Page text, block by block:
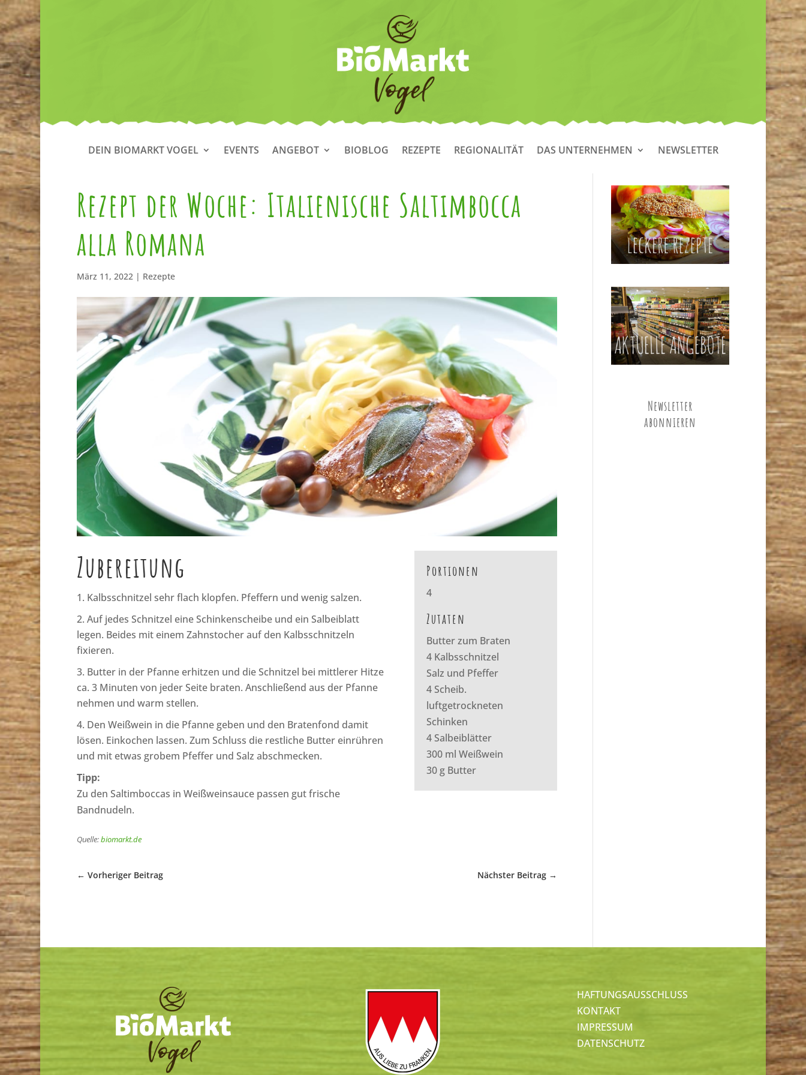
DEIN BIOMARKT VOGEL EVENTS ANGEBOT BIOBLOG REZEPTE REGIONALITÄT DAS UNTERNEHMEN NEWSLETTER
Rezept der Woche: Italienische Saltimbocca
alla Romana
März 11, 2022| Rezepte
Zubereitung
Kalbsschnitzel sehr flach klopfen. Pfeffern und wenig salzen.
Auf jedes Schnitzel eine Schinkenscheibe und ein Salbeiblatt
legen. Beides mit einem Zahnstocher auf den Kalbsschnitzeln
fixieren.
Butter in der Pfanne erhitzen und die Schnitzel bei mittlerer Hitze
ca. 3 Minuten von jeder Seite braten. Anschließend aus der Pfanne
nehmen und warm stellen.
Den Weißwein in die Pfanne geben und den Bratenfond damit
lösen. Einkochen lassen. Zum Schluss die restliche Butter einrühren
und mit etwas grobem Pfeffer und Salz abschmecken.
Tipp:
Zu den Saltimboccas in Weißweinsauce passen gut frische
Bandnudeln.
Quelle:biomarkt.de
Portionen
4
Zutaten
Butter zum Braten
4 Kalbsschnitzel
Salz und Pfeffer
4 Scheib.
luftgetrockneten
Schinken
4 Salbeiblätter
300 ml Weißwein
30 g Butter
← Vorheriger Beitrag Nächster Beitrag →
Newsletter
abonnieren
HAFTUNGSAUSSCHLUSS
KONTAKT
IMPRESSUM
DATENSCHUTZ